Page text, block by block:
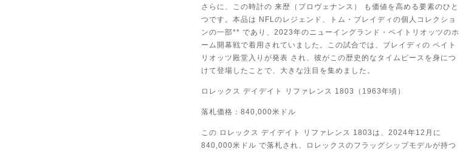
さらに、この時計の 来歴（プロヴェナンス） も価値を高める要素のひと
つです。本品は NFLのレジェンド、トム・ブレイディの個人コレクショ
ンの一部** であり、2023年のニューイングランド・ペイトリオッツのホ
ーム開幕戦で着用されていました。この試合では、ブレイディの ペイト
リオッツ殿堂入りが発表 され、彼がこの歴史的なタイムピースを身につ
けて登場したことで、大きな注目を集めました。
ロレックス デイデイト リファレンス 1803（1963年頃）
落札価格：840,000米ドル
この ロレックス デイデイト リファレンス 1803は、2024年12月に
840,000米ドル で落札され、ロレックスのフラッグシップモデルが持つ